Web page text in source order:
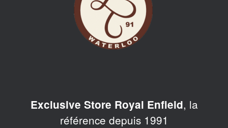
Exclusive Store Royal Enfield, la
référence depuis 1991